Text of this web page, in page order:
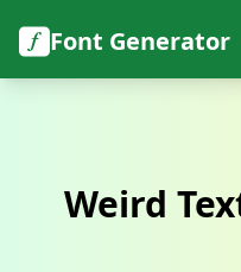
Font Generator
Weird